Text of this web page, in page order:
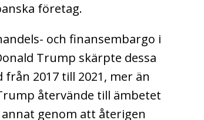
företag.
och finansembargo i
Trump skärpte dessa
2017 till 2021, mer än
återvände till ämbetet
genom att återigen